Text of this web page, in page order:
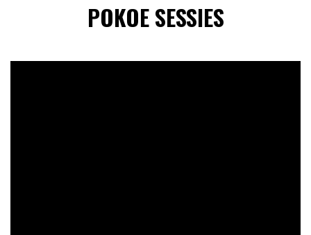
POKOE SESSIES